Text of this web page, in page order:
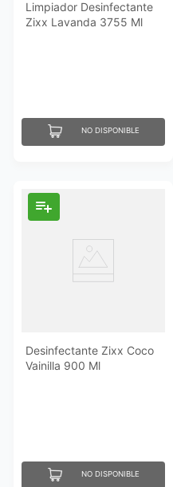
Limpiador Desinfectante
Zixx Lavanda 3755 Ml
NO DISPONIBLE
Desinfectante Zixx Coco
Vainilla 900 Ml
NO DISPONIBLE